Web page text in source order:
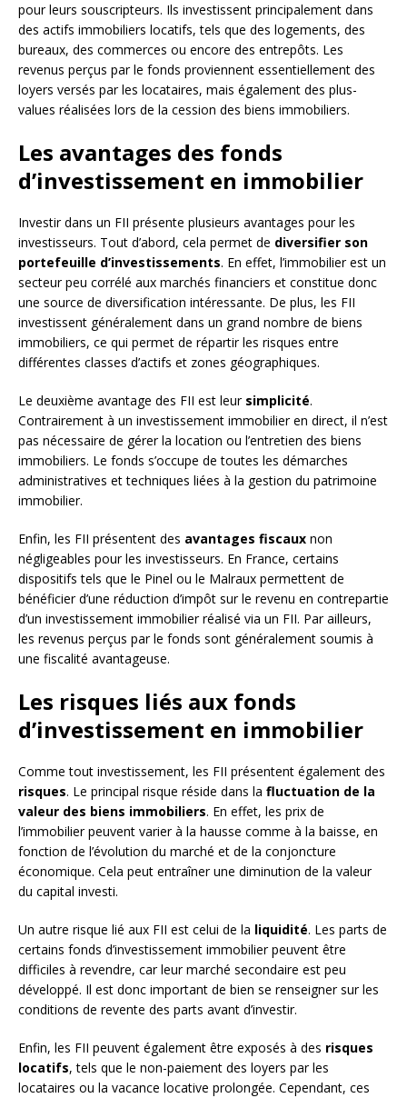
pour leurs souscripteurs. Ils investissent principalement dans
des actifs immobiliers locatifs, tels que des logements, des
bureaux, des commerces ou encore des entrepôts. Les
revenus perçus par le fonds proviennent essentiellement des
loyers versés par les locataires, mais également des plus-
values réalisées lors de la cession des biens immobiliers.
Les avantages des fonds
d’investissement en immobilier
Investir dans un FII présente plusieurs avantages pour les
investisseurs. Tout d’abord, cela permet de diversifier son
portefeuille d’investissements. En effet, l’immobilier est un
secteur peu corrélé aux marchés financiers et constitue donc
une source de diversification intéressante. De plus, les FII
investissent généralement dans un grand nombre de biens
immobiliers, ce qui permet de répartir les risques entre
différentes classes d’actifs et zones géographiques.
Le deuxième avantage des FII est leur simplicité.
Contrairement à un investissement immobilier en direct, il n’est
pas nécessaire de gérer la location ou l’entretien des biens
immobiliers. Le fonds s’occupe de toutes les démarches
administratives et techniques liées à la gestion du patrimoine
immobilier.
Enfin, les FII présentent des avantages fiscaux non
négligeables pour les investisseurs. En France, certains
dispositifs tels que le Pinel ou le Malraux permettent de
bénéficier d’une réduction d’impôt sur le revenu en contrepartie
d’un investissement immobilier réalisé via un FII. Par ailleurs,
les revenus perçus par le fonds sont généralement soumis à
une fiscalité avantageuse.
Les risques liés aux fonds
d’investissement en immobilier
Comme tout investissement, les FII présentent également des
risques. Le principal risque réside dans la fluctuation de la
valeur des biens immobiliers. En effet, les prix de
l’immobilier peuvent varier à la hausse comme à la baisse, en
fonction de l’évolution du marché et de la conjoncture
économique. Cela peut entraîner une diminution de la valeur
du capital investi.
Un autre risque lié aux FII est celui de la liquidité. Les parts de
certains fonds d’investissement immobilier peuvent être
difficiles à revendre, car leur marché secondaire est peu
développé. Il est donc important de bien se renseigner sur les
conditions de revente des parts avant d’investir.
Enfin, les FII peuvent également être exposés à des risques
locatifs, tels que le non-paiement des loyers par les
locataires ou la vacance locative prolongée. Cependant, ces